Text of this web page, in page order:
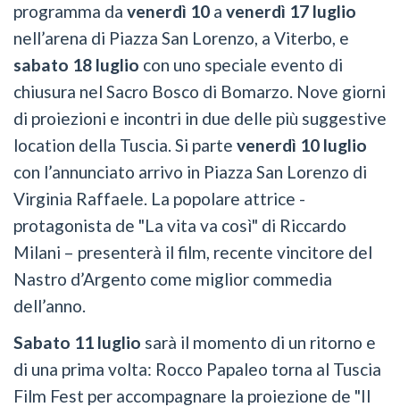
programma da venerdì 10 a venerdì 17 luglio
nell’arena di Piazza San Lorenzo, a Viterbo, e
sabato 18 luglio con uno speciale evento di
chiusura nel Sacro Bosco di Bomarzo. Nove giorni
di proiezioni e incontri in due delle più suggestive
location della Tuscia. Si parte venerdì 10 luglio
con l’annunciato arrivo in Piazza San Lorenzo di
Virginia Raffaele. La popolare attrice -
protagonista de "La vita va così" di Riccardo
Milani – presenterà il film, recente vincitore del
Nastro d’Argento come miglior commedia
dell’anno.
Sabato 11 luglio sarà il momento di un ritorno e
di una prima volta: Rocco Papaleo torna al Tuscia
Film Fest per accompagnare la proiezione de "Il